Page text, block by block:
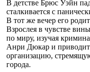
В детстве Брюс Уэйн
сталкивается с
В тот же вечер его
Взрослея в чувстве
по миру, изучая
Анри Дюкар и
организацию,
города.